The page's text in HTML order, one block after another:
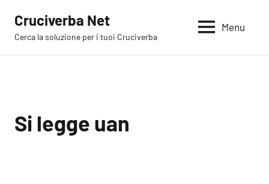
contenuto
Cruciverba Net
Cerca la soluzione per i tuoi Cruciverba
Menu
Si legge uan